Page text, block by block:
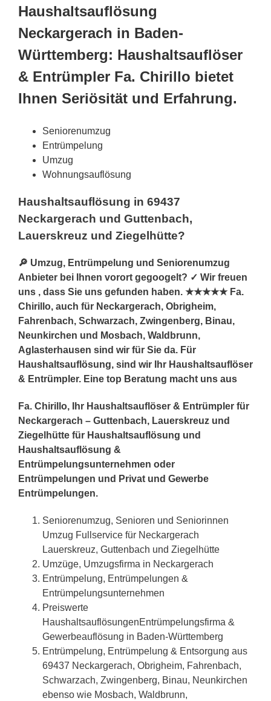
Haushaltsauflösung
Neckargerach in Baden-
Württemberg: Haushaltsauflöser
& Entrümpler Fa. Chirillo bietet
Ihnen Seriösität und Erfahrung.
Seniorenumzug
Entrümpelung
Umzug
Wohnungsauflösung
Haushaltsauflösung in 69437
Neckargerach und Guttenbach,
Lauerskreuz und Ziegelhütte?
🔎 Umzug, Entrümpelung und Seniorenumzug
Anbieter bei Ihnen vorort gegoogelt? ✓ Wir freuen
uns , dass Sie uns gefunden haben. ★★★★★ Fa.
Chirillo, auch für Neckargerach, Obrigheim,
Fahrenbach, Schwarzach, Zwingenberg, Binau,
Neunkirchen und Mosbach, Waldbrunn,
Aglasterhausen sind wir für Sie da. Für
Haushaltsauflösung, sind wir Ihr Haushaltsauflöser
& Entrümpler. Eine top Beratung macht uns aus
Fa. Chirillo, Ihr Haushaltsauflöser & Entrümpler für
Neckargerach – Guttenbach, Lauerskreuz und
Ziegelhütte für Haushaltsauflösung und
Haushaltsauflösung &
Entrümpelungsunternehmen oder
Entrümpelungen und Privat und Gewerbe
Entrümpelungen.
Seniorenumzug, Senioren und Seniorinnen
Umzug Fullservice für Neckargerach
Lauerskreuz, Guttenbach und Ziegelhütte
Umzüge, Umzugsfirma in Neckargerach
Entrümpelung, Entrümpelungen &
Entrümpelungsunternehmen
Preiswerte
HaushaltsauflösungenEntrümpelungsfirma &
Gewerbeauflösung in Baden-Württemberg
Entrümpelung, Entrümpelung & Entsorgung aus
69437 Neckargerach, Obrigheim, Fahrenbach,
Schwarzach, Zwingenberg, Binau, Neunkirchen
ebenso wie Mosbach, Waldbrunn,